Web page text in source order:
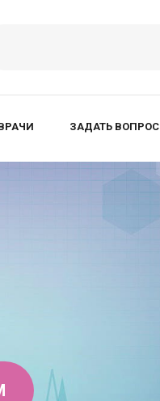
ЗАДАТЬ ВОПРОС